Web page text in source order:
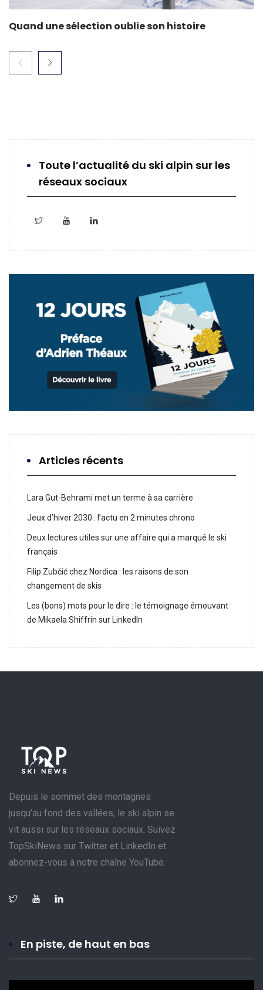
Quand une sélection oublie son histoire
Toute l’actualité du ski alpin sur les
réseaux sociaux
Articles récents
Lara Gut-Behrami met un terme à sa carrière
Jeux d’hiver 2030 : l’actu en 2 minutes chrono
Deux lectures utiles sur une affaire qui a marqué le ski
français
Filip Zubčić chez Nordica : les raisons de son
changement de skis
Les (bons) mots pour le dire : le témoignage émouvant
de Mikaela Shiffrin sur LinkedIn
Depuis le sommet des montagnes
jusqu’au fond des vallées, le ski alpin se
vit aussi sur les réseaux sociaux. Suivez
TopSkiNews sur Twitter et LinkedIn et
abonnez-vous à notre chaîne YouTube.
En piste, de haut en bas